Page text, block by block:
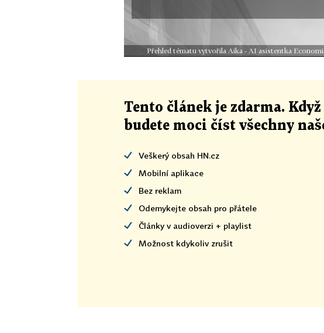
Přehled tématu vytvořila Aika - AI asistentka
Tento článek je zdarma.
budete moci číst všechny
Veškerý obsah HN.cz
Mobilní aplikace
Bez reklam
Odemykejte obsah pro přátele
Články v audioverzi + playlist
Možnost kdykoliv zrušit